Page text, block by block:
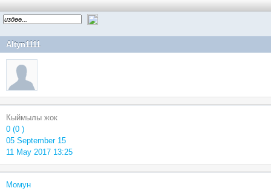
Altyn1111
Кыймылы жок
0 (0 )
05 September 15
11 May 2017 13:25
Момун